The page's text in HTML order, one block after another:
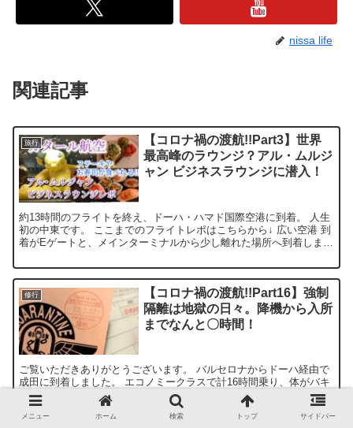
nissa life
関連記事
旅行
【コロナ禍の渡航!!Part3】世界
最高峰のラウンジ？アル・ムルジ
ャン ビジネスラウンジに潜入！
約13時間のフライトを終え、ドーハ・ハマド国際空港に到着。 人生
初の中東です。 ここまでのフライトレポはこちらから↓ 広い空港 到
着がEゲートと、メインターミナルから少し離れた場所へ到着しまし
修行
【コロナ禍の渡航!!Part16】強制
隔離は地獄の日々。降機から入所
までなんと〇時間！
ご覧いただきありがとうございます。 バルセロナからドーハ経由で
成田に到着しました。 エコノミークラスで計16時間乗り、体がバキ
バキです。 日本入国修行スタート 成田には夕方の5:15に到着。 ゲ
ートには17:25に到着し、シートベルトサイン...
メニュー ホーム 検索 トップ サイドバー